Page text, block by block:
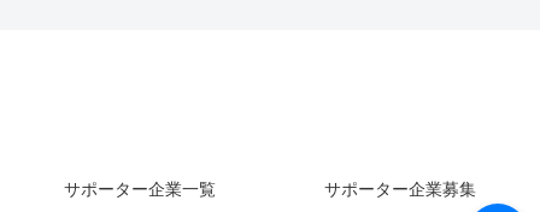
サポーター企業一覧 サポーター企業募集